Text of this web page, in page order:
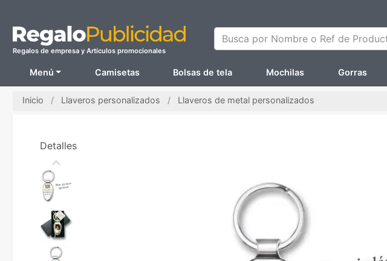
Regalos de empresa y Artículos promocionales
Busca por Nombre o Ref de Producto
Menú Camisetas Bolsas de tela Mochilas Gorras
Inicio Llaveros personalizados Llaveros de metal personalizados
Detalles